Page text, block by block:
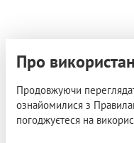
Про
Продовжуючи
ознайомилися з
погоджуєтеся на